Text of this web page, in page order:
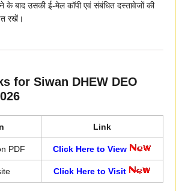
बाद उसकी ई-मेल कॉपी एवं संबंधित दस्तावेजों की
रखें।
for Siwan DHEW DEO
Link
PDF Click Here to View
Click Here to Visit